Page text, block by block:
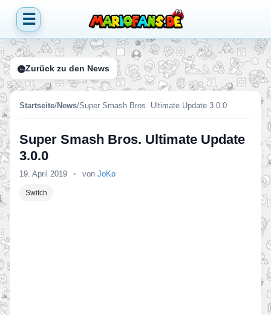
☰
Zurück zu den News
Startseite/News/Super Smash Bros. Ultimate Update 3.0.0
Super Smash Bros. Ultimate Update
3.0.0
19. April 2019 • von JoKo
Switch